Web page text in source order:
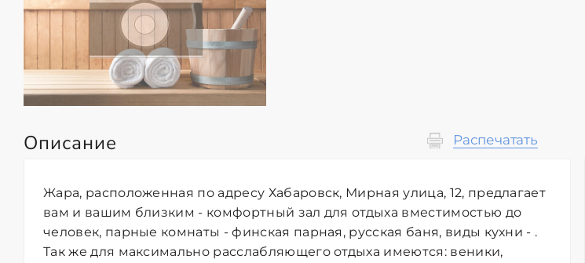
Описание Распечатать
Жара, расположенная по адресу Хабаровск, Мирная улица, 12, предлагает
вам и вашим близким - комфортный зал для отдыха вместимостью до
человек, парные комнаты - финская парная, русская баня, виды кухни - .
Так же для максимально расслабляющего отдыха имеются: веники,